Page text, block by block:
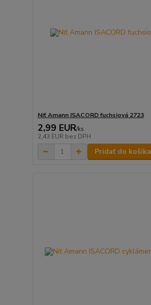
Niť Amann ISACORD fuchsiová 2723
2,99 EUR/ks
2,43 EUR bez DPH
Pridať do košíka